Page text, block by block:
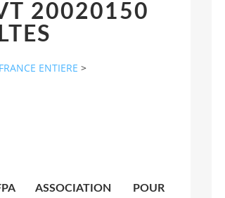
20020150
ENTIERE >
ASSOCIATION POUR